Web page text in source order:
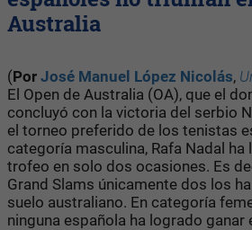
Australia
(Por José Manuel López Nicolás,
El Open de Australia (OA), que el
concluyó con la victoria del serbio
el torneo preferido de los tenistas
categoría masculina, Rafa Nadal ha
trofeo en solo dos ocasiones. Es
Grand Slams únicamente dos los
suelo australiano. En categoría
ninguna española ha logrado ganar